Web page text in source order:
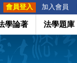
會員登入 加入會員
學論著 法學題庫